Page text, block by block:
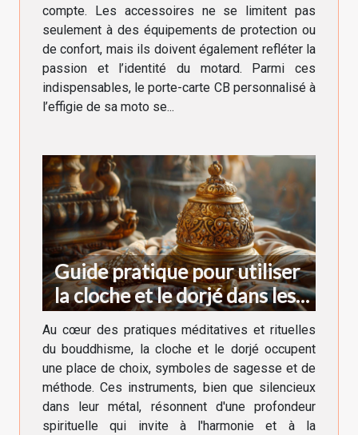
compte. Les accessoires ne se limitent pas
seulement à des équipements de protection ou
de confort, mais ils doivent également refléter la
passion et l’identité du motard. Parmi ces
indispensables, le porte-carte CB personnalisé à
l’effigie de sa moto se...
Guide pratique pour utiliser
la cloche et le dorjé dans les
rituels bouddhistes
Au cœur des pratiques méditatives et rituelles
du bouddhisme, la cloche et le dorjé occupent
une place de choix, symboles de sagesse et de
méthode. Ces instruments, bien que silencieux
dans leur métal, résonnent d'une profondeur
spirituelle qui invite à l'harmonie et à la